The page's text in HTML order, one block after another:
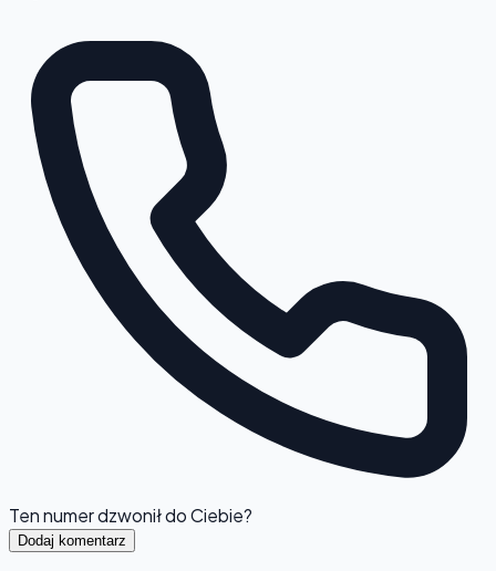
Ten numer dzwonił do Ciebie?
Dodaj komentarz